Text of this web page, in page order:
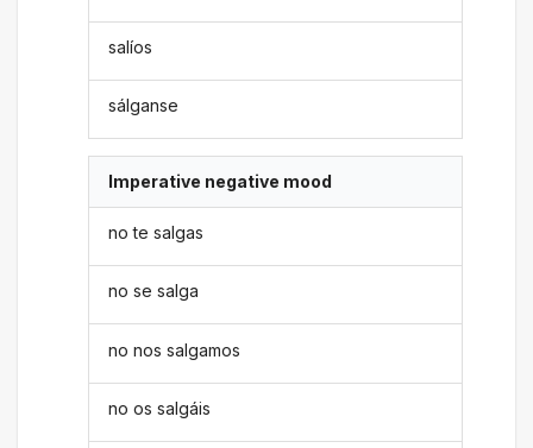
salíos
sálganse
Imperative negative mood
no te salgas
no se salga
no nos salgamos
no os salgáis